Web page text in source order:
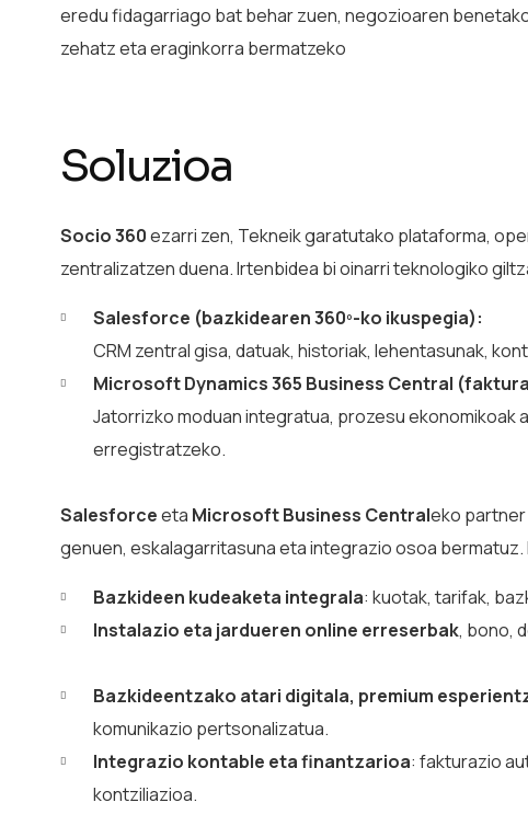
eredu fidagarriago bat behar zuen, negozioaren
zehatz eta eraginkorra bermatzeko
Soluzioa
Socio 360ezarri zen, Tekneik garatutako plataforma,
zentralizatzen duena. Irtenbidea bi oinarri teknologiko
Salesforce (bazkidearen 360º-ko ikuspegia):
CRM zentral gisa, datuak, historiak, lehentasunak,
Microsoft Dynamics 365 Business Central
Jatorrizko moduan integratua, prozesu
erregistratzeko.
Salesforceeta Microsoft Business Centraleko
genuen, eskalagarritasuna eta integrazio osoa
Bazkideen kudeaketa integrala: kuotak, tarifak,
Instalazio eta jardueren online erreserbak, bono,
Bazkideentzako atari digitala, premium
komunikazio pertsonalizatua.
Integrazio kontable eta finantzarioa: fakturazio
kontziliazioa.